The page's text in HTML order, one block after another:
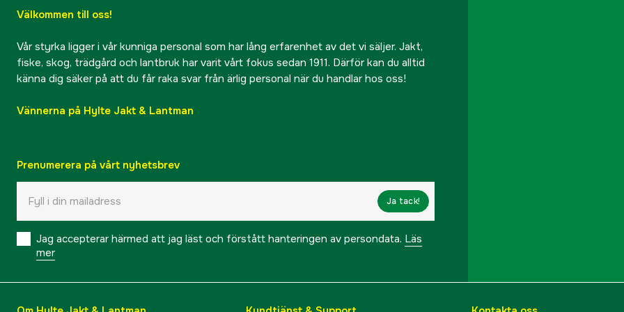
Välkommen till oss!
Vår styrka ligger i vår kunniga personal som har lång erfarenhet av det vi säljer. Jakt,
fiske, skog, trädgård och lantbruk har varit vårt fokus sedan 1911. Därför kan du alltid
känna dig säker på att du får raka svar från ärlig personal när du handlar hos oss!
Vännerna på Hylte Jakt & Lantman
Prenumerera på vårt nyhetsbrev
Ja tack!
Jag accepterar härmed att jag läst och förstått hanteringen av persondata. Läs
mer